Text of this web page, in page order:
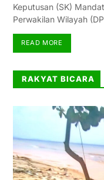
Keputusan (SK)
Perwakilan Wilayah
READ MORE
RAKYAT BICARA